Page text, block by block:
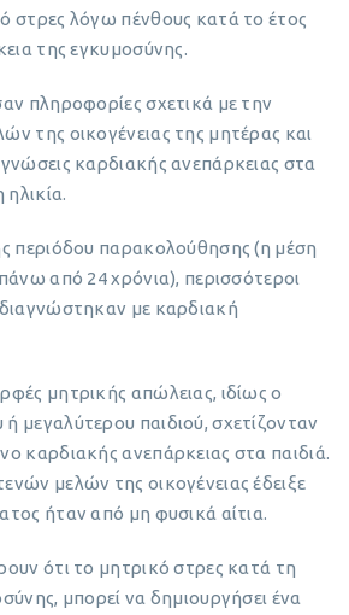
στρες λόγω πένθους κατά το έτος
της εγκυμοσύνης.
πληροφορίες σχετικά με την
της οικογένειας της μητέρας και
καρδιακής ανεπάρκειας στα
ηλικία.
περιόδου παρακολούθησης (η μέση
από 24 χρόνια), περισσότεροι
με καρδιακή
μητρικής απώλειας, ιδίως ο
μεγαλύτερου παιδιού, σχετίζονταν
καρδιακής ανεπάρκειας στα παιδιά.
μελών της οικογένειας έδειξε
ήταν από μη φυσικά αίτια.
ότι το μητρικό στρες κατά τη
μπορεί να δημιουργήσει ένα